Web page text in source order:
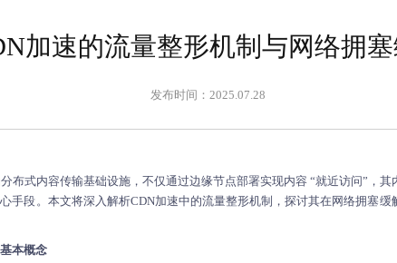
加速的流量整形机制与网络拥
发布时间：2025.07.28
布式内容传输基础设施，不仅通过边缘节点部署实现内容 “就近访问”，
手段。本文将深入解析CDN加速中的流量整形机制，探讨其在网络拥塞
本概念